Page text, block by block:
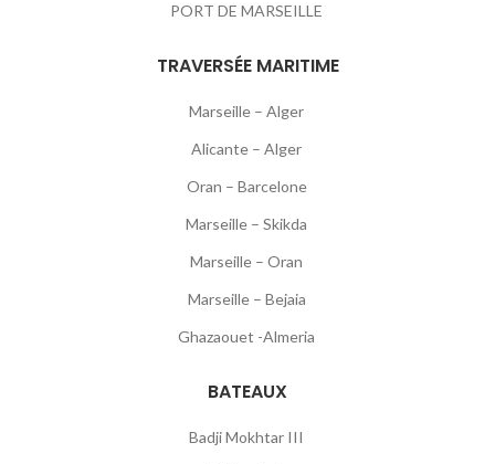
PORT DE MARSEILLE
TRAVERSÉE MARITIME
Marseille – Alger
Alicante – Alger
Oran – Barcelone
Marseille – Skikda
Marseille – Oran
Marseille – Bejaia
Ghazaouet -Almeria
BATEAUX
Badji Mokhtar III